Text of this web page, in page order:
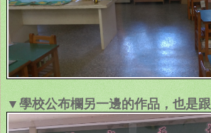
▼學校公布欄另一邊的作品，也是